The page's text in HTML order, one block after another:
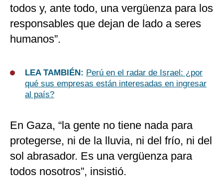
todos y, ante todo, una vergüenza para los
responsables que dejan de lado a seres
humanos”.
LEA TAMBIÉN: Perú en el radar de Israel: ¿por
qué sus empresas están interesadas en ingresar
al país?
En Gaza, “la gente no tiene nada para
protegerse, ni de la lluvia, ni del frío, ni del
sol abrasador. Es una vergüenza para
todos nosotros”, insistió.